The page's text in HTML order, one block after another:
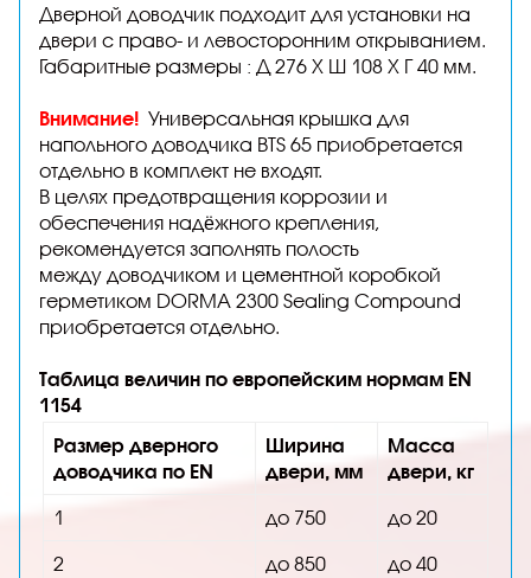
Дверной доводчик подходит для установки на
двери с право- и левосторонним открыванием.
Габаритные размеры : Д 276 Х Ш 108 Х Г 40 мм.
Внимание! Универсальная крышка для
напольного доводчика BTS 65 приобретается
отдельно в комплект не входят.
В целях предотвращения коррозии и
обеспечения надёжного крепления,
рекомендуется заполнять полость
между доводчиком и цементной коробкой
герметиком DORMA 2300 Sealing Compound
приобретается отдельно.
Таблица величин по европейским нормам EN
1154
Размер дверного
доводчика по EN
Ширина
двери, мм
Масса
двери, кг
1 до 750 до 20
2 до 850 до 40